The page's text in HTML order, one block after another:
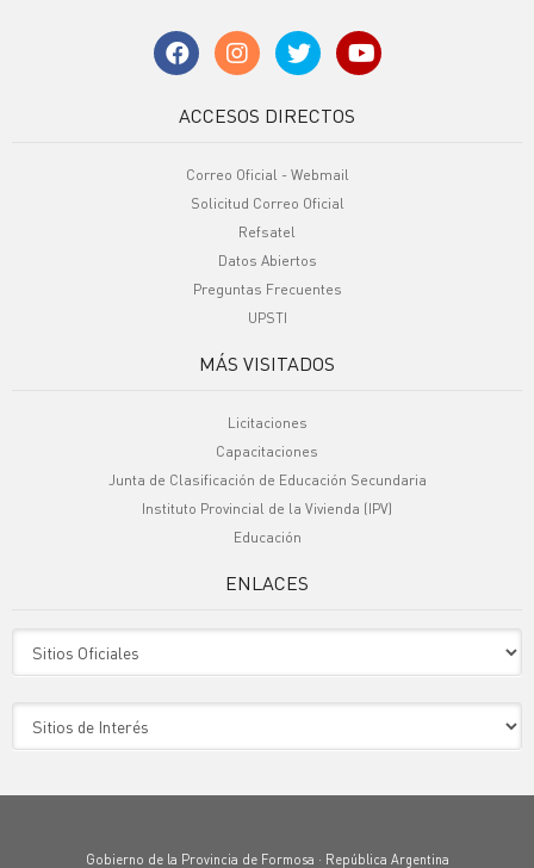
ACCESOS DIRECTOS
Correo Oficial - Webmail
Solicitud Correo Oficial
Refsatel
Datos Abiertos
Preguntas Frecuentes
UPSTI
MÁS VISITADOS
Licitaciones
Capacitaciones
Junta de Clasificación de Educación Secundaria
Instituto Provincial de la Vivienda (IPV)
Educación
ENLACES
Gobierno de la Provincia de Formosa · República Argentina